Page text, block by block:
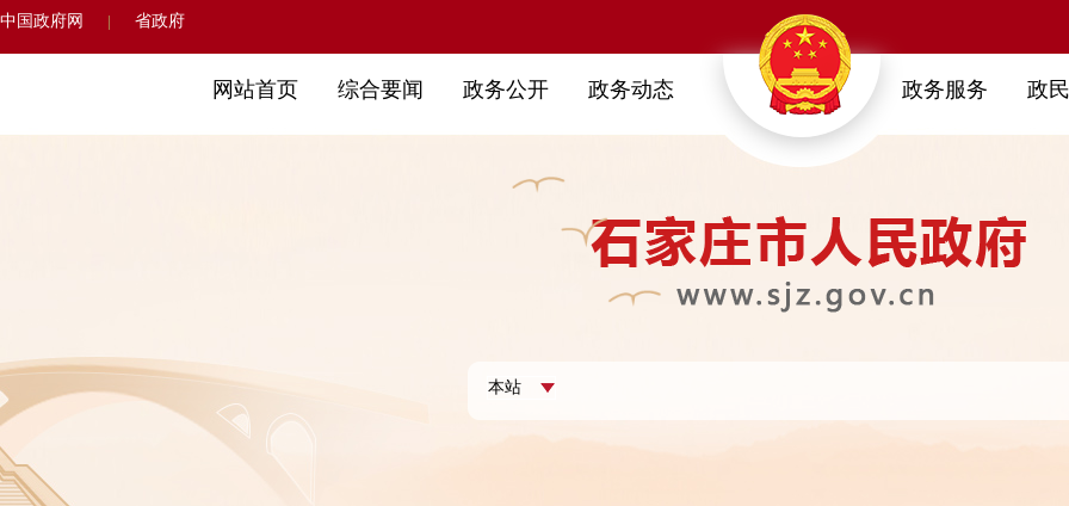
中国政府网 省政府
网站首页 综合要闻 政务公开 政务动态 政务服务 政